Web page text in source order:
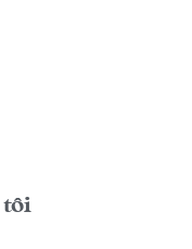
tôi